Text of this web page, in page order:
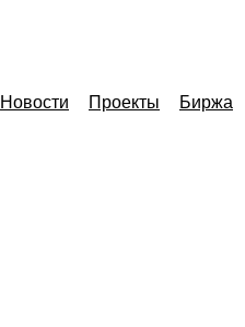
Новости Проекты Биржа